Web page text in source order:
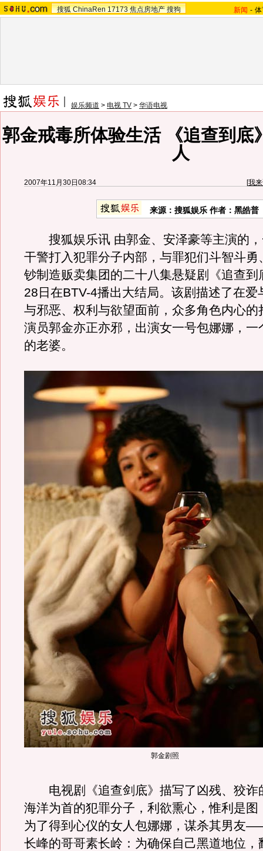
搜狐 ChinaRen 17173 焦点房地产 搜狗 新闻 -
娱乐频道 > 电视 TV > 华语电视
郭金戒毒所体验生活 《追查到底
人
2007年11月30日08:34 [我
来源：搜狐娱乐 作者：黑皓普
搜狐娱乐讯 由郭金、安泽豪等主演的，
干警打入犯罪分子内部，与罪犯们斗智斗勇
钞制造贩卖集团的二十八集悬疑剧《追查到
28日在BTV-4播出大结局。该剧描述了在爱
与邪恶、权利与欲望面前，众多角色内心的
演员郭金亦正亦邪，出演女一号包娜娜，一
的老婆。
郭金剧照
电视剧《追查剑底》描写了凶残、狡诈
海洋为首的犯罪分子，利欲熏心，惟利是图
为了得到心仪的女人包娜娜，谋杀其男友
长峰的哥哥素长岭：为确保自己黑道地位